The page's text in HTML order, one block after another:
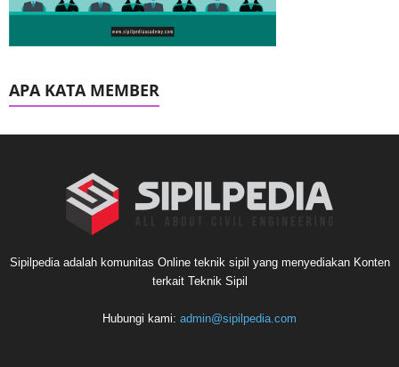
APA KATA MEMBER
Sipilpedia adalah komunitas Online teknik sipil yang menyediakan Konten
terkait Teknik Sipil
Hubungi kami: admin@sipilpedia.com